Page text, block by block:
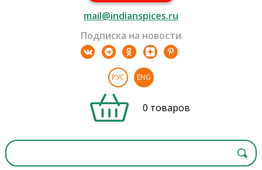
mail@indianspices.ru
Подписка на новости
РУС ENG
0 товаров